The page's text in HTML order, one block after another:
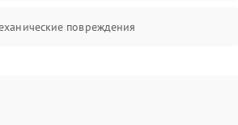
повреждения